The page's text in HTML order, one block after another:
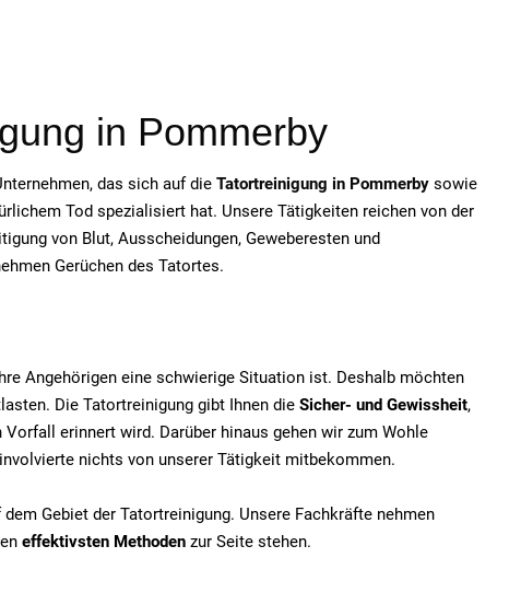
in Pommerby
das sich auf die Tatortreinigung in Pommerby sowie
Tod spezialisiert hat. Unsere Tätigkeiten reichen von der
von Blut, Ausscheidungen, Geweberesten und
Gerüchen des Tatortes.
Angehörigen eine schwierige Situation ist. Deshalb möchten
Die Tatortreinigung gibt Ihnen die Sicher- und Gewissheit,
erinnert wird. Darüber hinaus gehen wir zum Wohle
nichts von unserer Tätigkeit mitbekommen.
Gebiet der Tatortreinigung. Unsere Fachkräfte nehmen
effektivsten Methoden zur Seite stehen.